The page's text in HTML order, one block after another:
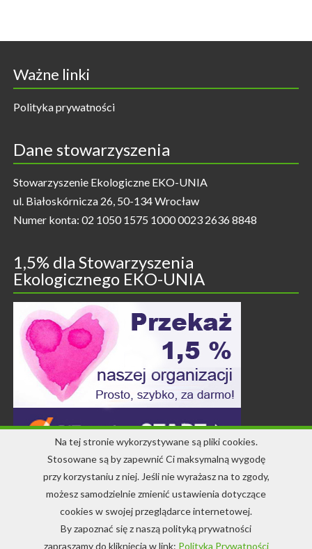
Ważne linki
Polityka prywatności
Dane stowarzyszenia
Stowarzyszenie Ekologiczne EKO-UNIA
ul. Białoskórnicza 26, 50-134 Wrocław
Numer konta: 02 1050 1575 1000 0023 2636 8848
1,5% dla Stowarzyszenia
Ekologicznego EKO-UNIA
Kontakt
info-ekounia@eko.org.pl
Na tej stronie wykorzystywane są pliki cookies.
Stosowane są by zapewnić Ci maksymalną wygodę
przy korzystaniu z niej. Jeśli nie wyrażasz na to zgody,
możesz samodzielnie zmienić ustawienia dotyczące
cookies w swojej przeglądarce internetowej.
By zapoznać się z naszą polityką prywatności
zapraszamy do kliknięcia w link: Polityka Prywatności